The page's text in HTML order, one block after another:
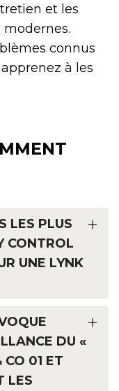
et les
connus
à les
LES PLUS
CONTROL
UNE LYNK
DU «
CO 01 ET
LES